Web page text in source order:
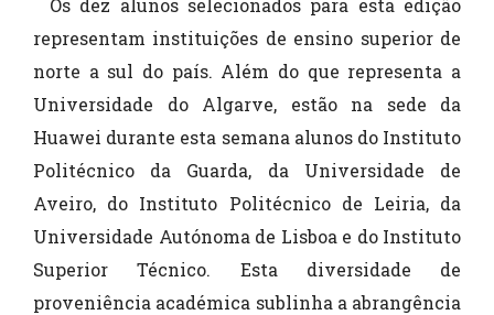
Os dez alunos selecionados para esta edição
representam instituições de ensino superior de
norte a sul do país. Além do que representa a
Universidade do Algarve, estão na sede da
Huawei durante esta semana alunos do Instituto
Politécnico da Guarda, da Universidade de
Aveiro, do Instituto Politécnico de Leiria, da
Universidade Autónoma de Lisboa e do Instituto
Superior Técnico. Esta diversidade de
proveniência académica sublinha a abrangência